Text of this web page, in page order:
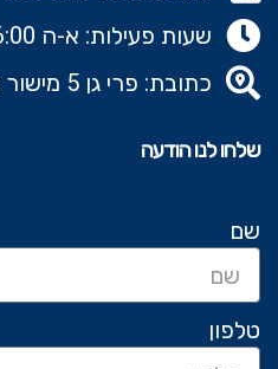
שעות פעילות: א-ה 09:00-16:00
כתובת: פרי גן 5 מישור אדומים
שלחו לנו הודעה
שם
טלפון